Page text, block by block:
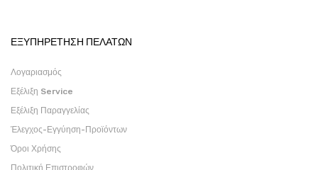
ΕΞΥΠΗΡΕΤΗΣΗ ΠΕΛΑΤΩΝ
Λογαριασμός
Εξέλιξη Service
Εξέλιξη Παραγγελίας
Έλεγχος-Εγγύηση-Προϊόντων
Όροι Χρήσης
Πολιτική Επιστροφών